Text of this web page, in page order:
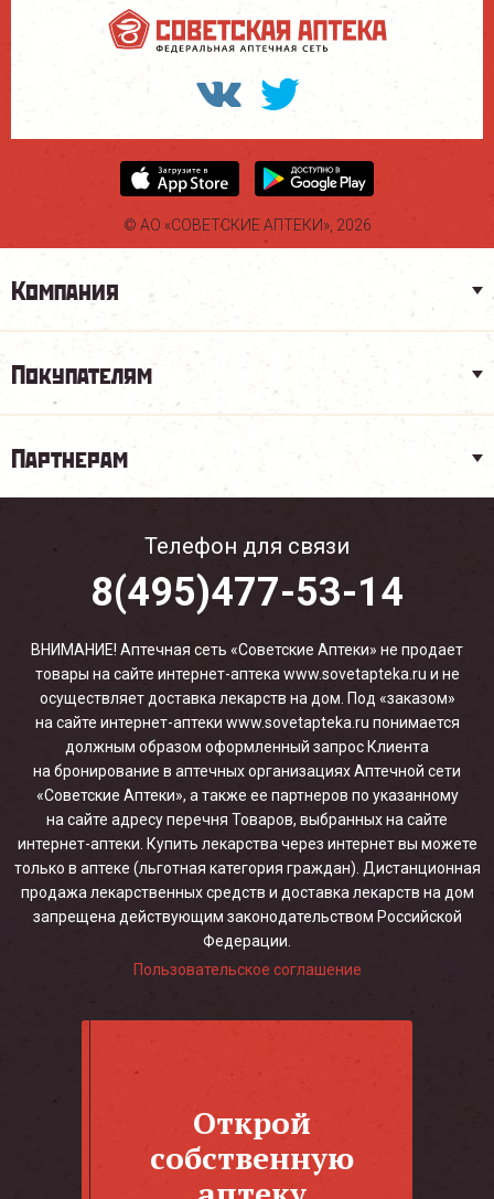
© АО «СОВЕТСКИЕ АПТЕКИ», 2026
Компания
Покупателям
Партнерам
Телефон для связи
8(495)477-53-14
ВНИМАНИЕ! Аптечная сеть «Советские Аптеки» не продает
товары на сайте интернет-аптека www.sovetapteka.ru и не
осуществляет доставка лекарств на дом. Под «заказом»
на сайте интернет-аптеки www.sovetapteka.ru понимается
должным образом оформленный запрос Клиента
на бронирование в аптечных организациях Аптечной сети
«Советские Аптеки», а также ее партнеров по указанному
на сайте адресу перечня Товаров, выбранных на сайте
интернет-аптеки. Купить лекарства через интернет вы можете
только в аптеке (льготная категория граждан). Дистанционная
продажа лекарственных средств и доставка лекарств на дом
запрещена действующим законодательством Российской
Федерации.
Пользовательское соглашение
Открой
собственную